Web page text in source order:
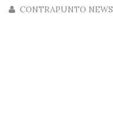
CONTRAPUNTO NEWS